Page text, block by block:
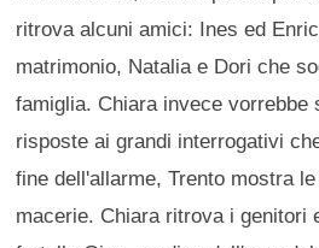
ritrova alcuni amici: Ines ed
matrimonio, Natalia e Dori che
famiglia. Chiara invece vorrebbe
risposte ai grandi interrogativi
fine dell'allarme, Trento mostra
macerie. Chiara ritrova i genitori